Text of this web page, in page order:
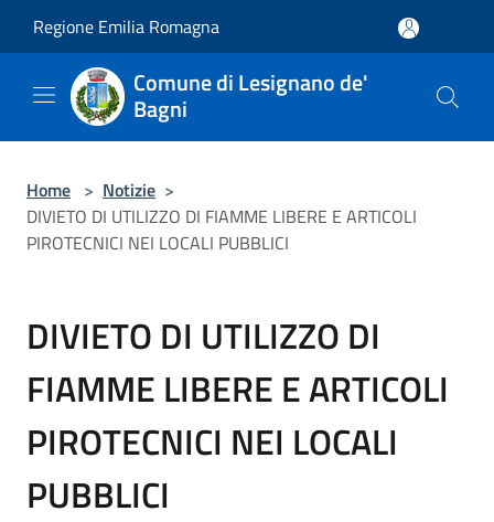
Regione Emilia Romagna
Comune di Lesignano de'
Bagni
Home > Notizie >
DIVIETO DI UTILIZZO DI FIAMME LIBERE E ARTICOLI
PIROTECNICI NEI LOCALI PUBBLICI
DIVIETO DI UTILIZZO DI
FIAMME LIBERE E ARTICOLI
PIROTECNICI NEI LOCALI
PUBBLICI